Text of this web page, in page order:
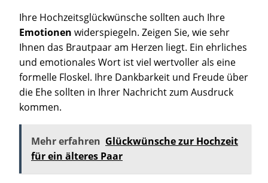
Ihre Hochzeitsglückwünsche sollten auch Ihre
Emotionen widerspiegeln. Zeigen Sie, wie sehr
Ihnen das Brautpaar am Herzen liegt. Ein ehrliches
und emotionales Wort ist viel wertvoller als eine
formelle Floskel. Ihre Dankbarkeit und Freude über
die Ehe sollten in Ihrer Nachricht zum Ausdruck
kommen.
Mehr erfahren Glückwünsche zur Hochzeit
für ein älteres Paar